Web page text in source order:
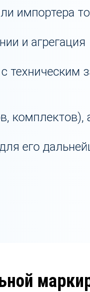
импортера
и агрегация
техническим
его